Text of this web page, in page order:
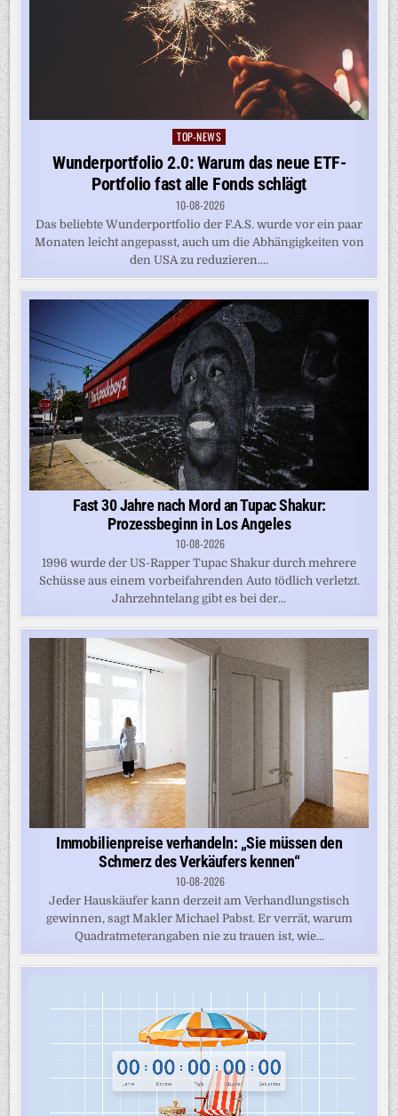
Posted
in
TOP-NEWS
Wunderportfolio 2.0: Warum das neue ETF-
Portfolio fast alle Fonds schlägt
10-08-2026
Das beliebte Wunderportfolio der F.A.S. wurde vor ein paar
Monaten leicht angepasst, auch um die Abhängigkeiten von
den USA zu reduzieren....
Fast 30 Jahre nach Mord an Tupac Shakur:
Prozessbeginn in Los Angeles
10-08-2026
1996 wurde der US-Rapper Tupac Shakur durch mehrere
Schüsse aus einem vorbeifahrenden Auto tödlich verletzt.
Jahrzehntelang gibt es bei der...
Immobilienpreise verhandeln: „Sie müssen den
Schmerz des Verkäufers kennen“
10-08-2026
Jeder Hauskäufer kann derzeit am Verhandlungstisch
gewinnen, sagt Makler Michael Pabst. Er verrät, warum
Quadratmeterangaben nie zu trauen ist, wie...